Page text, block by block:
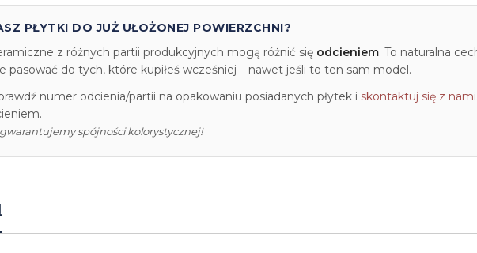
PŁYTKI DO JUŻ UŁOŻONEJ POWIERZCHNI?
z różnych partii produkcyjnych mogą różnić się odcieniem. To naturalna
pasować do tych, które kupiłeś wcześniej – nawet jeśli to ten sam model.
numer odcienia/partii na opakowaniu posiadanych płytek i skontaktuj się z nami
spójności kolorystycznej!